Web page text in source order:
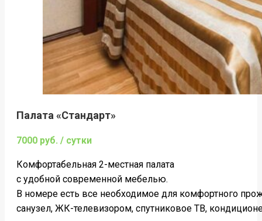
Палата «Стандарт»
7000 руб. / сутки
Комфортабельная 2-местная палата
c удобной современной мебелью.
В номере есть все необходимое для комфортного
санузел, ЖК-телевизором, спутниковое ТВ,